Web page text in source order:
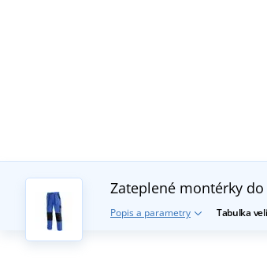
Zateplené montérky do
Popis a parametry Tabulka